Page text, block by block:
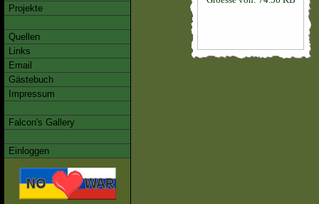
Projekte
Quellen
Links
Email
Gästebuch
Impressum
Falcon's Gallery
Einloggen